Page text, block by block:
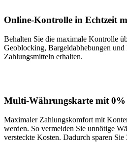
Online-Kontrolle in Echtzeit
Behalten Sie die maximale Kontrolle
Geoblocking, Bargeldabhebungen
Zahlungsmitteln erhalten.
Multi-Währungskarte mit 0%
Maximaler Zahlungskomfort mit
werden. So vermeiden Sie unnötige
versteckte Kosten. Dadurch sparen